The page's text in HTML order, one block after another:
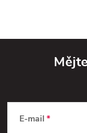
E-mail